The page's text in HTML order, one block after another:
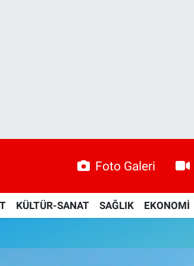
Foto Galeri
KÜLTÜR-SANAT SAĞLIK EKONOMİ